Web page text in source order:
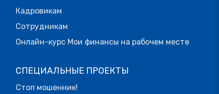
Кадровикам
Сотрудникам
Онлайн-курс Мои финансы на рабочем месте
СПЕЦИАЛЬНЫЕ ПРОЕКТЫ
Стоп мошенник!